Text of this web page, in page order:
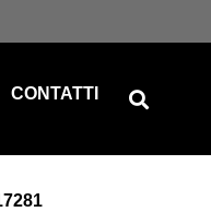
CONTATTI